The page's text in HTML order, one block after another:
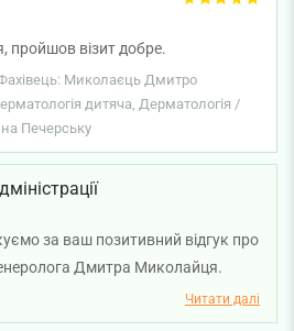
пройшов візит добре.
Фахівець: Миколаєць Дмитро
дитяча, Дерматологія /
на Печерську
за ваш позитивний відгук про
Дмитра Миколайця.
Читати далі